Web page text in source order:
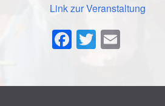
Link zur Veranstaltung
Facebook
Twitter